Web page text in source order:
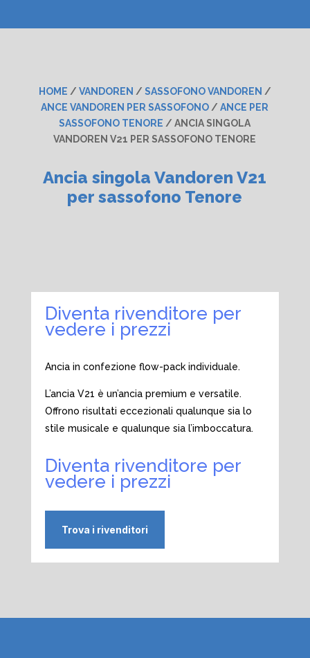
HOME / VANDOREN / SASSOFONO VANDOREN /
ANCE VANDOREN PER SASSOFONO /ANCE PER
SASSOFONO TENORE / ANCIA SINGOLA
VANDOREN V21 PER SASSOFONO TENORE
Ancia singola Vandoren V21
per sassofono Tenore
Diventa rivenditore per
vedere i prezzi
Ancia in confezione flow-pack individuale.
L’ancia V21 è un’ancia premium e versatile.
Offrono risultati eccezionali qualunque sia lo
stile musicale e qualunque sia l’imboccatura.
Diventa rivenditore per
vedere i prezzi
Trova i rivenditori